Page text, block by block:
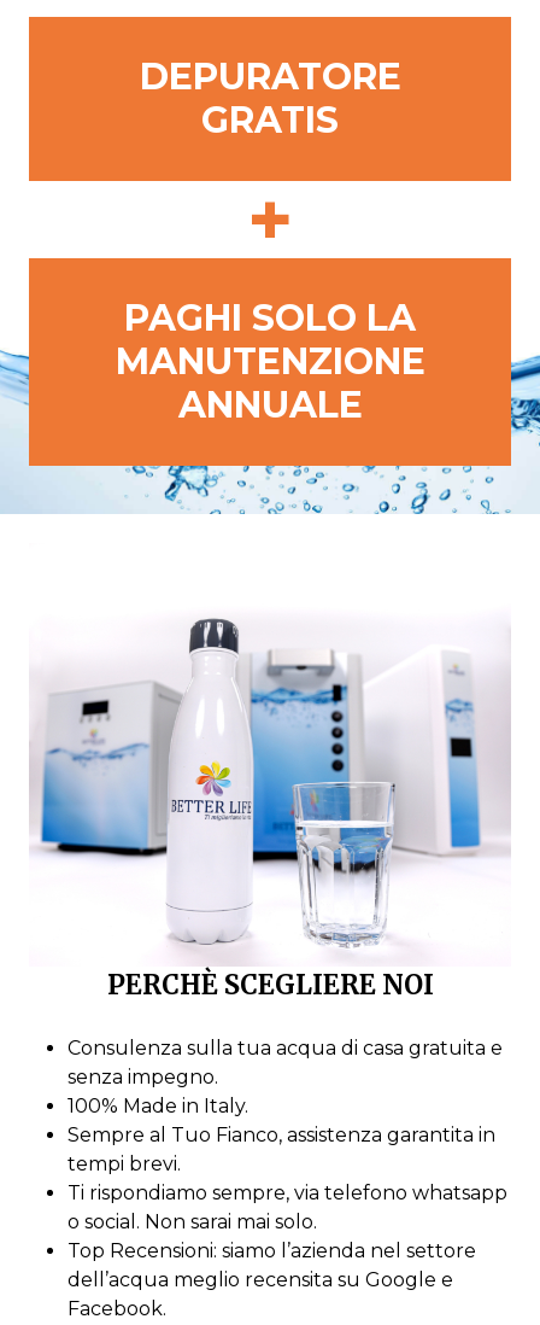
DEPURATORE
GRATIS
+
PAGHI SOLO LA
MANUTENZIONE
ANNUALE
PERCHÈ SCEGLIERE NOI
Consulenza sulla tua acqua di casa gratuita e
senza impegno.
100% Made in Italy.
Sempre al Tuo Fianco, assistenza garantita in
tempi brevi.
Ti rispondiamo sempre, via telefono whatsapp
o social. Non sarai mai solo.
Top Recensioni: siamo l’azienda nel settore
dell’acqua meglio recensita su Google e
Facebook.